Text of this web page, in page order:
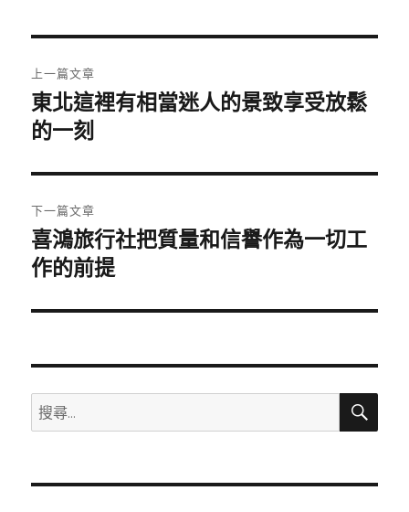
章
導
覽
上一篇文章
上
一
文
章:
東北這裡有相當迷人的景致享受放鬆
的一刻
下一篇文章
下
一
文
喜鴻旅行社把質量和信譽作為一切工
作的前提
搜
尋
鍵
搜